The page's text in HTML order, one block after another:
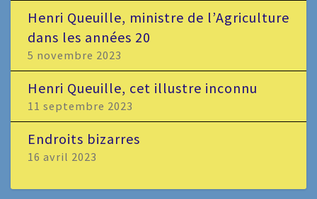
Henri Queuille, ministre de l’Agriculture
dans les années 20
5 novembre 2023
Henri Queuille, cet illustre inconnu
11 septembre 2023
Endroits bizarres
16 avril 2023